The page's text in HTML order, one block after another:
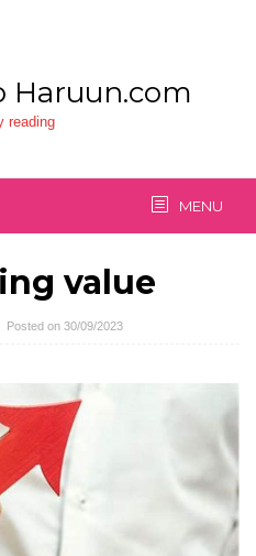
Haruun.com
reading
MENU
value
Posted on 30/09/2023